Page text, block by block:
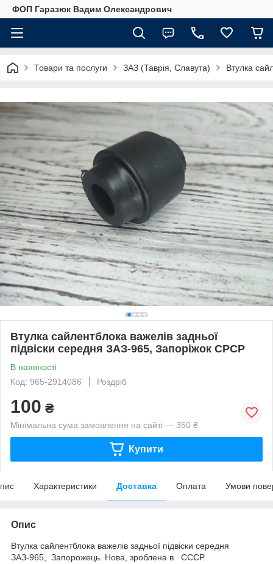
ФОП Гаразюк Вадим Олександрович
Товари та послуги ЗАЗ (Таврія, Славута) Втулка
Втулка сайлентблока важелів задньої
підвіски середня ЗАЗ-965, Запоріжок СРСР
В наявності
Код: 965-2914086
Роздріб
100 ₴
Мінімальна сума замовлення на сайті — 350 ₴
Купити
Характеристики Доставка Оплата Умови
Опис
Втулка сайлентблока важелів задньої підвіски середня
ЗАЗ-965, Запорожець. Нова, зроблена в СССР.